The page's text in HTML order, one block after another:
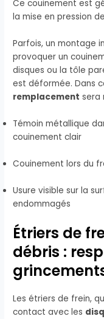
Ce couinement est
la mise en pression
Parfois, un montage
provoquer un
disques ou la tôle
est déformée. Dans
remplacement sera
Témoin métallique
couinement clair
Couinement lors du
Usure visible sur la
endommagés
Étriers de
débris :
Les étriers de frein,
contact avec les